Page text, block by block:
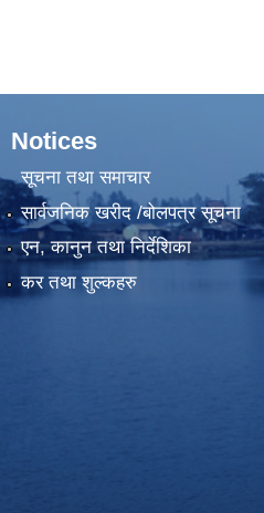
Notices
सूचना तथा समाचार
सार्वजनिक खरीद /बोलपत्र सूचना
एन, कानुन तथा निर्देशिका
कर तथा शुल्कहरु